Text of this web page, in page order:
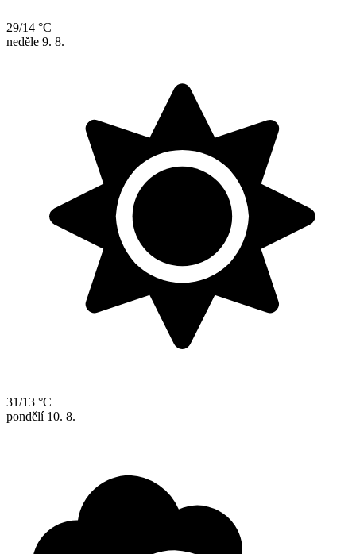
29/14 °C
neděle 9. 8.
31/13 °C
pondělí 10. 8.